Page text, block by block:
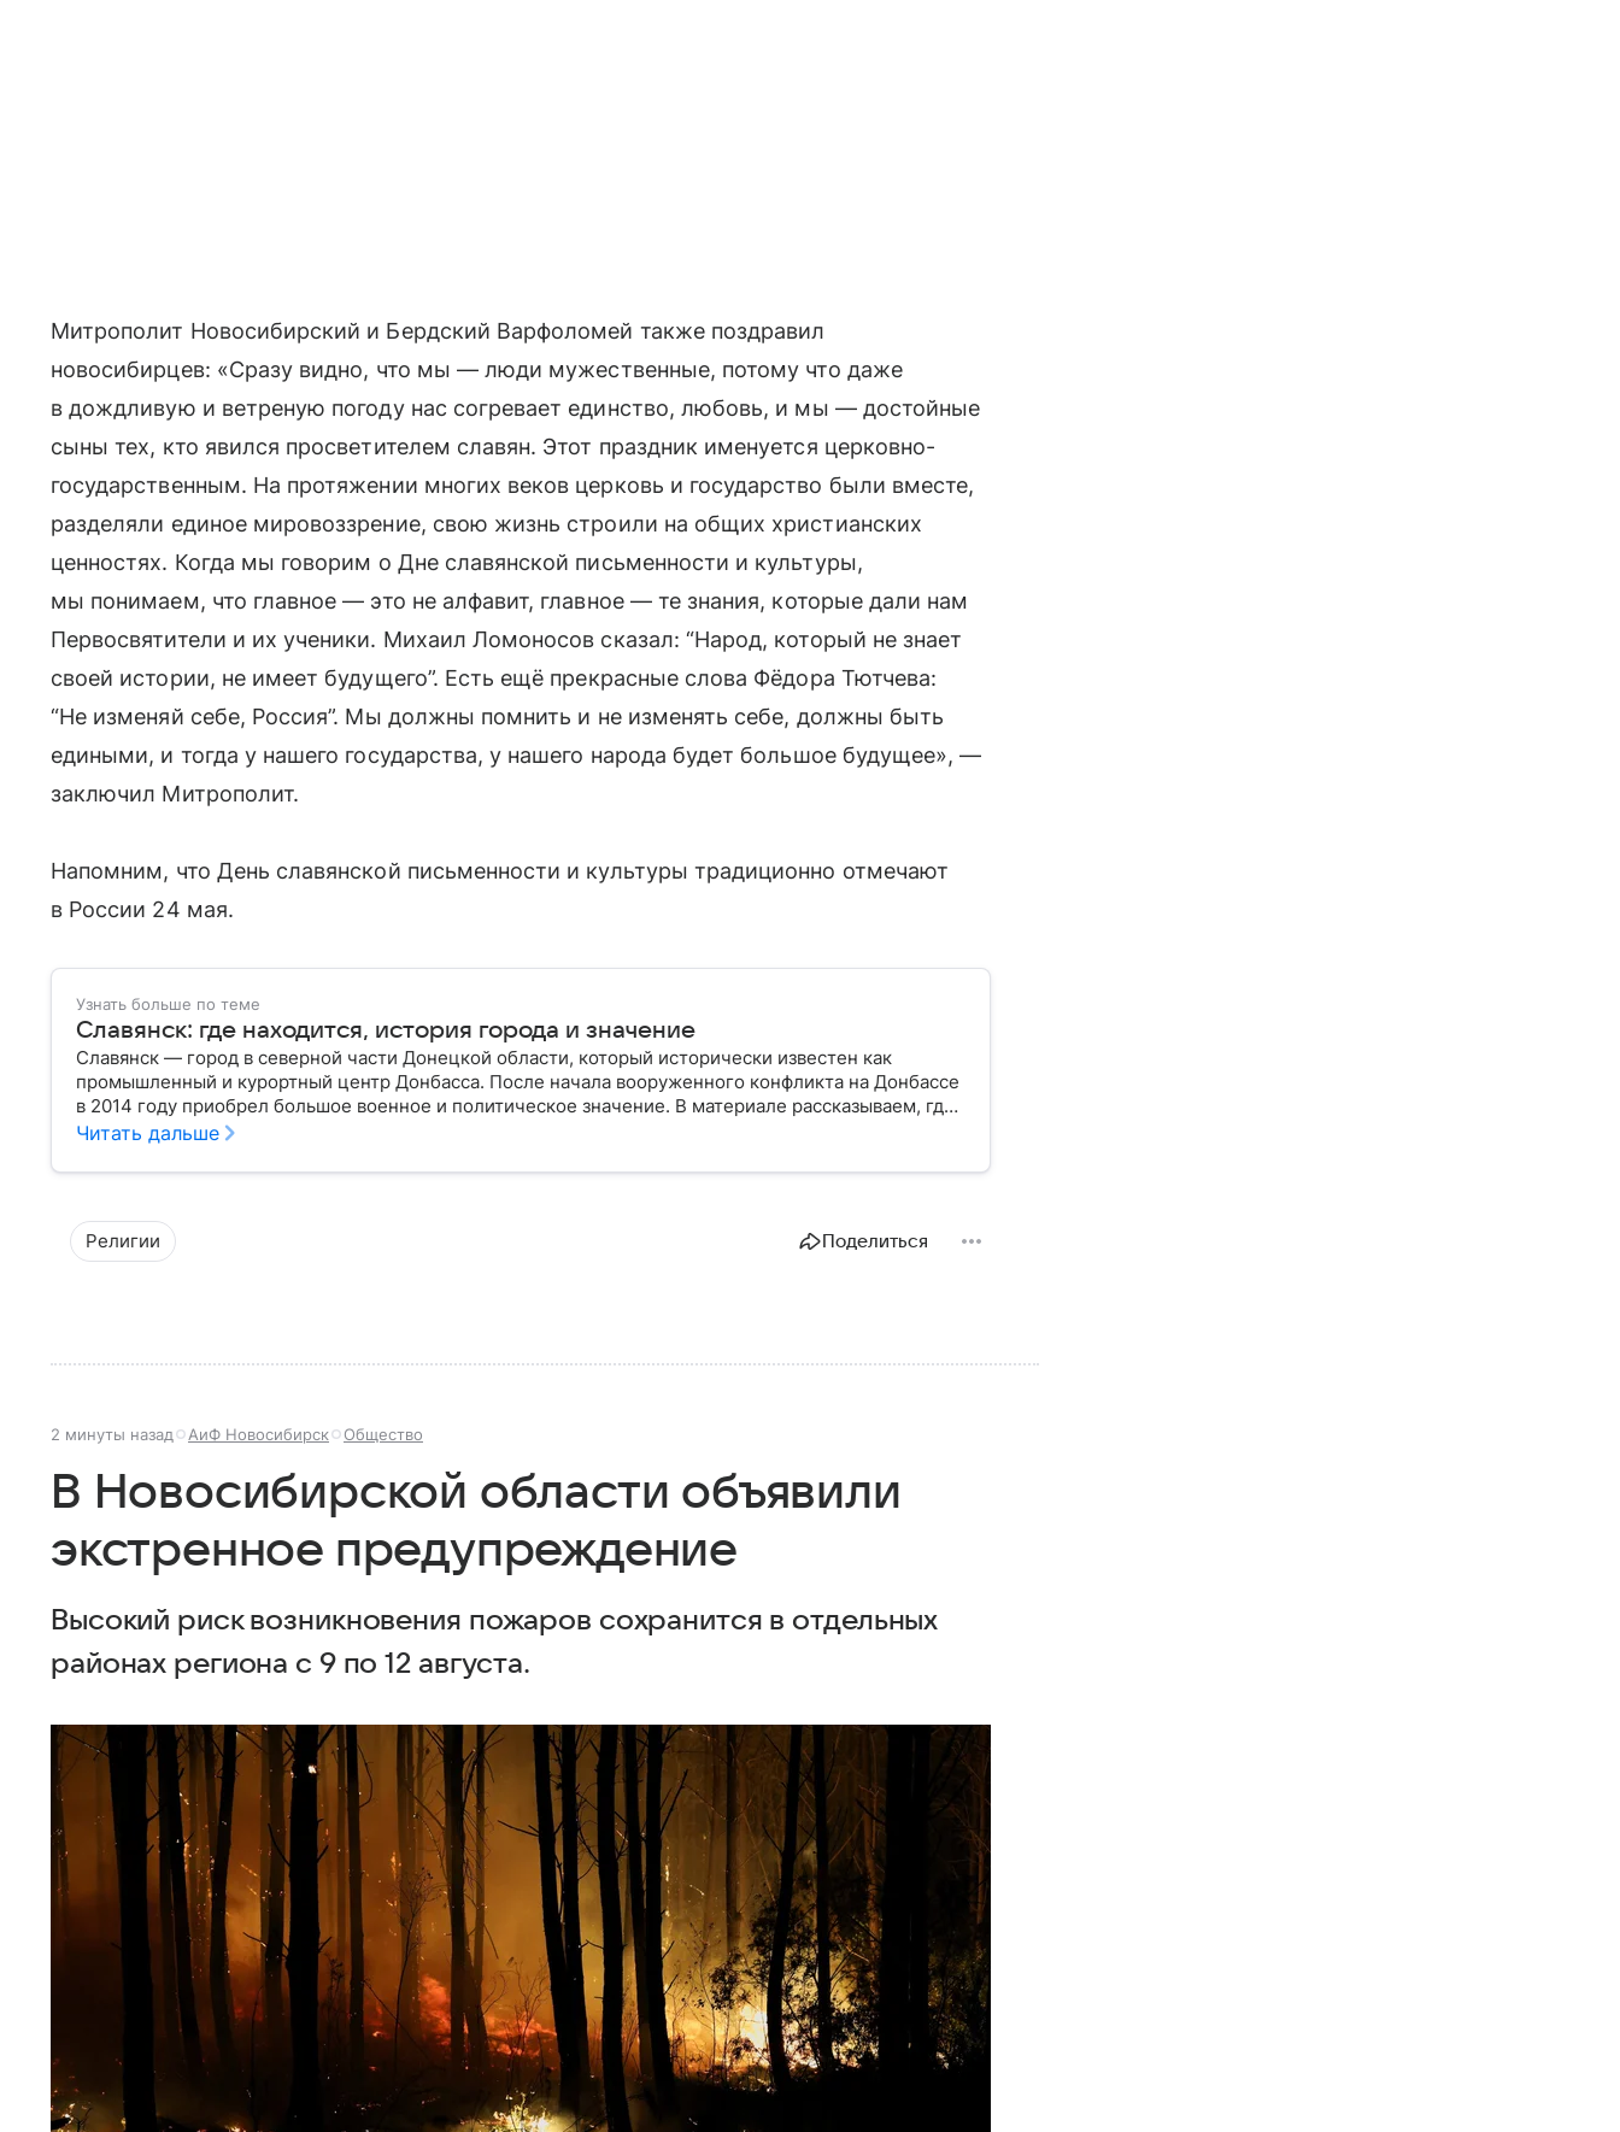
Митрополит Новосибирский и Бердский Варфоломей также поздравил
новосибирцев: «Сразу видно, что мы — люди мужественные, потому что даже
в дождливую и ветреную погоду нас согревает единство, любовь, и мы — достойные
сыны тех, кто явился просветителем славян. Этот праздник именуется церковно-
государственным. На протяжении многих веков церковь и государство были вместе,
разделяли единое мировоззрение, свою жизнь строили на общих христианских
ценностях. Когда мы говорим о Дне славянской письменности и культуры,
мы понимаем, что главное — это не алфавит, главное — те знания, которые дали нам
Первосвятители и их ученики. Михаил Ломоносов сказал: “Народ, который не знает
своей истории, не имеет будущего”. Есть ещё прекрасные слова Фёдора Тютчева:
“Не изменяй себе, Россия”. Мы должны помнить и не изменять себе, должны быть
едиными, и тогда у нашего государства, у нашего народа будет большое будущее», —
заключил Митрополит.
Напомним, что День славянской письменности и культуры традиционно отмечают
в России 24 мая.
Узнать больше по теме
Славянск: где находится, история города и значение
Славянск — город в северной части Донецкой области, который исторически известен как
промышленный и курортный центр Донбасса. После начала вооруженного конфликта на Донбассе
в 2014 году приобрел большое военное и политическое значение. В материале рассказываем, где
расположен Славянск, когда появился город, чем он известен и какую роль играет в российско-
Читать дальше
Религии Поделиться
2 минуты назад АиФ Новосибирск Общество
В Новосибирской области объявили
экстренное предупреждение
Высокий риск возникновения пожаров сохранится в отдельных
районах региона с 9 по 12 августа.